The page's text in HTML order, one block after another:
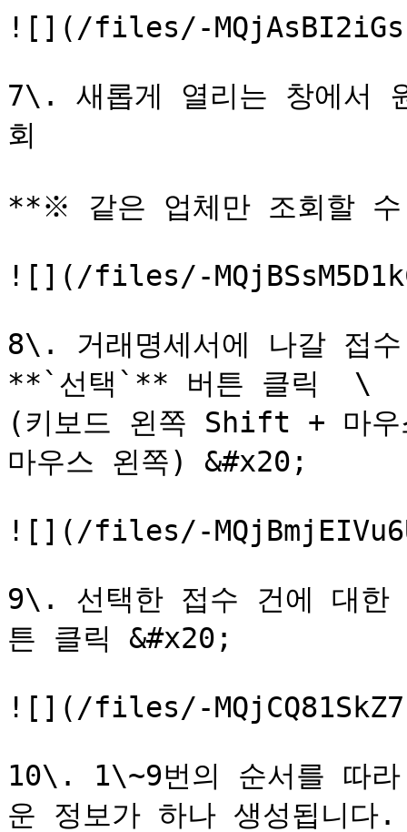
![](/files/-
7\. 새롭게 열리는 창에서
회
**※ 같은 업체만 조회할
![](/files/-
8\. 거래명세서에 나갈 접
**`선택`** 버튼 클릭  \
(키보드 왼쪽 Shift + 마
마우스 왼쪽) &#x20;
![](/files/-
9\. 선택한 접수 건에 대한
튼 클릭 &#x20;
![](/files/-
10\. 1\~9번의 순서를 따라
운 정보가 하나 생성됩니다.